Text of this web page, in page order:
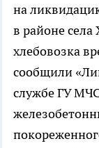
на
в районе села
хлебовозка
сообщили
службе ГУ